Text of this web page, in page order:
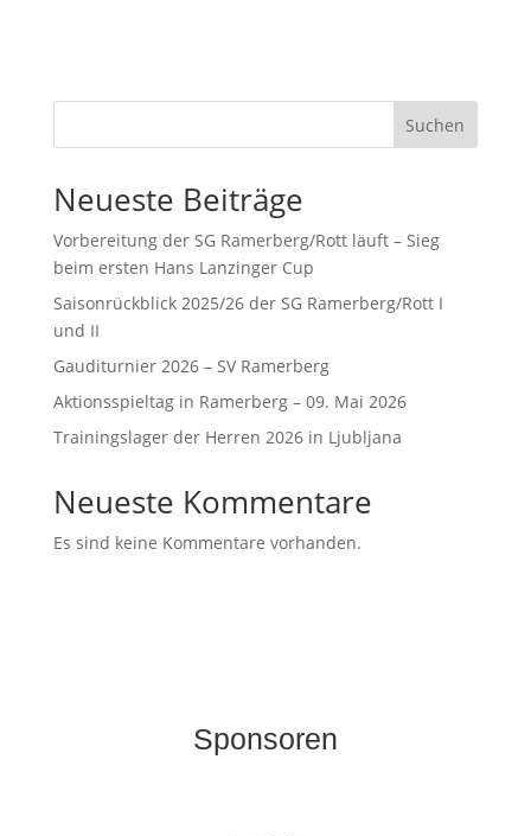
Suchen
Neueste Beiträge
Vorbereitung der SG Ramerberg/Rott läuft – Sieg
beim ersten Hans Lanzinger Cup
Saisonrückblick 2025/26 der SG Ramerberg/Rott I
und II
Gauditurnier 2026 – SV Ramerberg
Aktionsspieltag in Ramerberg – 09. Mai 2026
Trainingslager der Herren 2026 in Ljubljana
Neueste Kommentare
Es sind keine Kommentare vorhanden.
Sponsoren